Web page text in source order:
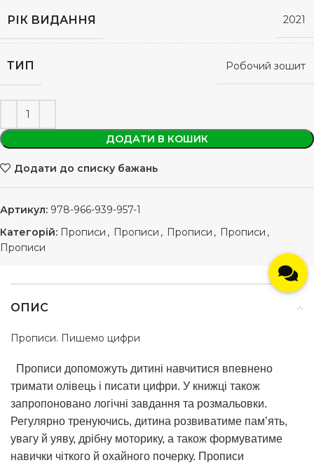
РІК ВИДАННЯ 2021
ТИП Робочий зошит
ДОДАТИ В КОШИК
Додати до списку бажань
Артикул: 978-966-939-957-1
Категорій: Прописи , Прописи , Прописи , Прописи ,
Прописи
ОПИС
Прописи. Пишемо цифри
Прописи допоможуть дитині навчитися впевнено
тримати олівець і писати цифри. У книжці також
запропоновано логічні завдання та розмальовки.
Регулярно тренуючись, дитина розвиватиме пам’ять,
увагу й уяву, дрібну моторику, а також формуватиме
навички чіткого й охайного почерку. Прописи